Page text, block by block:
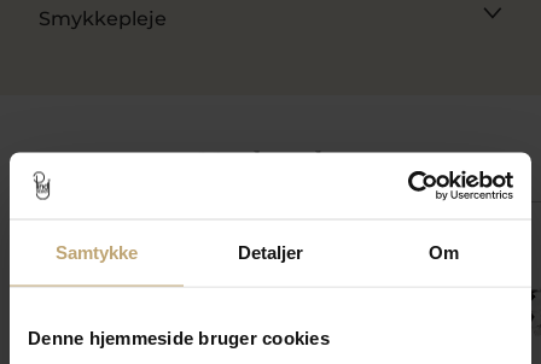
Samtykke Detaljer Om
Denne hjemmeside bruger cookies
Smykkepleje
Match med